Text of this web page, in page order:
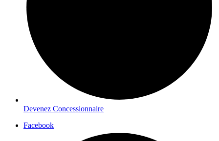
Devenez Concessionnaire
Facebook